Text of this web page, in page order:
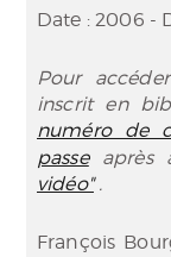
Date : 2006 -
Pour
inscrit en
numéro de
passe
après
vidéo" .
François